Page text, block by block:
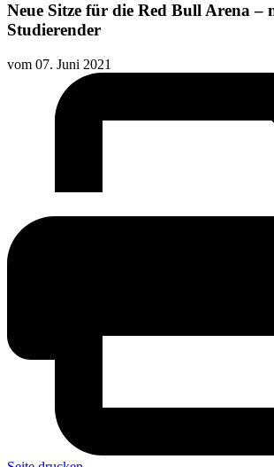
Neue Sitze für die Red Bull Arena –
Studierender
vom 07. Juni 2021